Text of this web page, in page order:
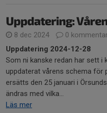
Uppdatering:
8 dec 2024
0
Uppdatering 2024-12-28
Som ni kanske redan har sett i
uppdaterat vårens schema för
ersätts den 25 januari i
ändras med vilka...
Läs mer